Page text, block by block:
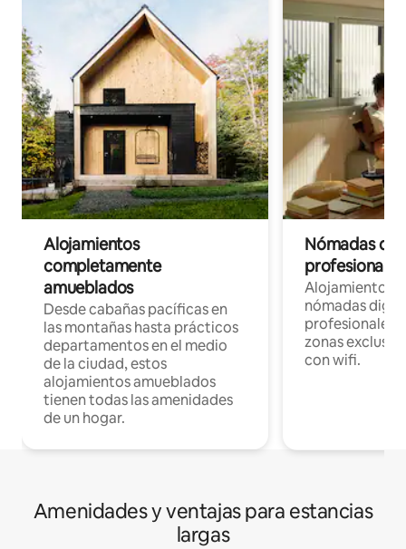
Alojamientos
completamente
amueblados
Desde cabañas pacíficas en
las montañas hasta prácticos
departamentos en el medio
de la ciudad, estos
alojamientos amueblados
tienen todas las amenidades
de un hogar.
Nómadas
Alojamientos
nómadas
profesionales
zonas
con wifi.
Amenidades y ventajas para estancias
largas